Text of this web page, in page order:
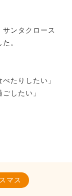
ンタクロース
。
たりしたい」
したい」
マス